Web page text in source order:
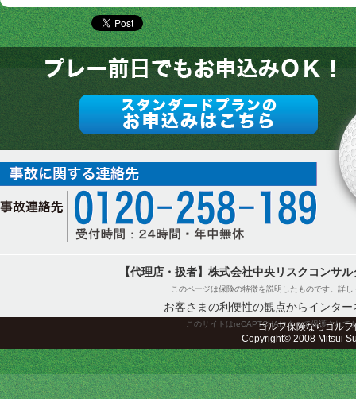
【代理店・扱者】株式会社中央リスクコンサ
このページは保険の特徴を説明したものです。詳
お客さまの利便性の観点からインタ
このサイトはreCAPTCHAによって保護されて
ゴルフ保険ならゴル
Copyright© 2008 Mitsui